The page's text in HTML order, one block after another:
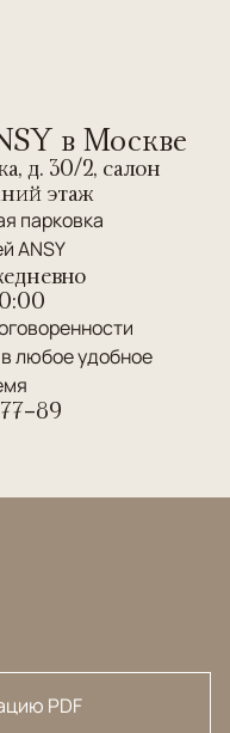
в Москве
д. 30/2, салон
этаж
парковка
ANSY
любое удобное
89
PDF